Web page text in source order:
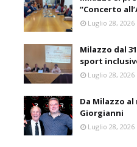
“Concerto
Luglio 28, 2026
Milazzo dal
sport
Luglio 28, 2026
Da Milazzo
Giorgianni
Luglio 28, 2026